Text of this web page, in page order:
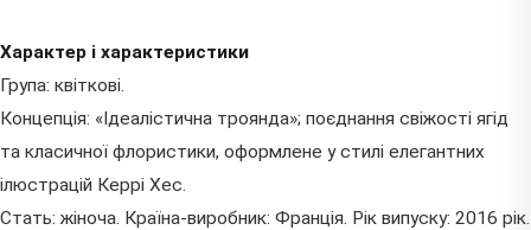
Характер і характеристики
Група: квіткові.
Концепція: «Ідеалістична троянда»; поєднання свіжості ягід
та класичної флористики, оформлене у стилі елегантних
ілюстрацій Керрі Хес.
Стать: жіноча. Країна-виробник: Франція. Рік випуску: 2016 рік.